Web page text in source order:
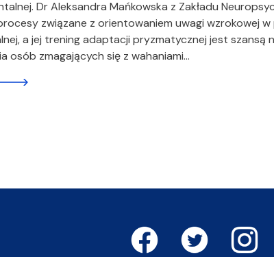
Dr Aleksandra Mańkowska z Zakładu
związane z orientowaniem uwagi wzrokowej
a jej trening adaptacji pryzmatycznej jest szansą
osób zmagających się z wahaniami…